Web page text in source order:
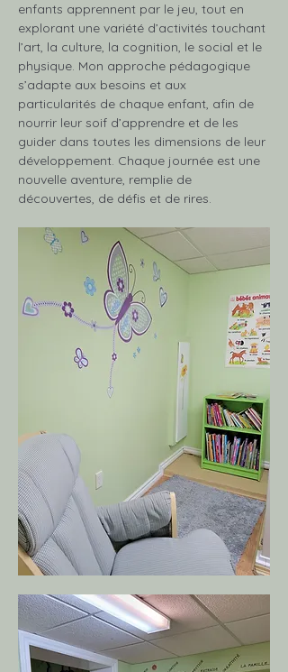
enfants apprennent par le jeu, tout en
explorant une variété d’activités touchant
l’art, la culture, la cognition, le social et le
physique. Mon approche pédagogique
s’adapte aux besoins et aux
particularités de chaque enfant, afin de
nourrir leur soif d’apprendre et de les
guider dans toutes les dimensions de leur
développement. Chaque journée est une
nouvelle aventure, remplie de
découvertes, de défis et de rires.